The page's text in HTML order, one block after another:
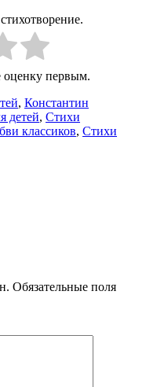
оценку первым.
, Константин
детей, Стихи
классиков, Стихи
Обязательные поля